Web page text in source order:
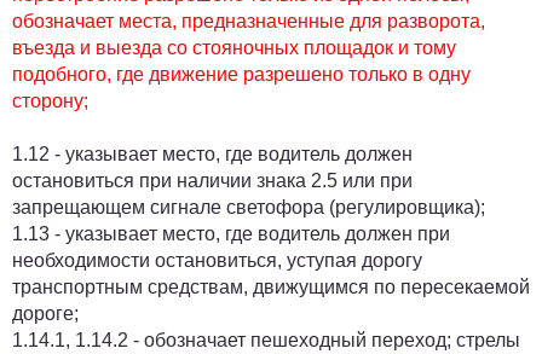
обозначает места, предназначенные для разворота,
въезда и выезда со стояночных площадок и тому
подобного, где движение разрешено только в одну
сторону;
1.12 - указывает место, где водитель должен
остановиться при наличии знака 2.5 или при
запрещающем сигнале светофора (регулировщика);
1.13 - указывает место, где водитель должен при
необходимости остановиться, уступая дорогу
транспортным средствам, движущимся по пересекаемой
дороге;
1.14.1, 1.14.2 - обозначает пешеходный переход; стрелы